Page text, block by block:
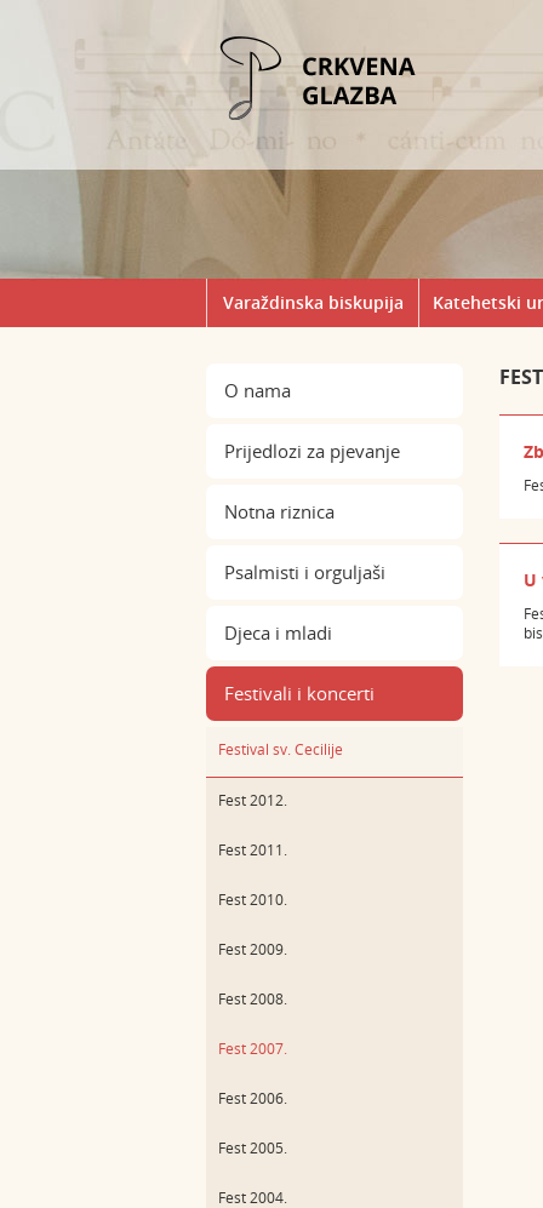
Varaždinska biskupija Katehetski
O nama
Prijedlozi za pjevanje
Notna riznica
Psalmisti i orguljaši
Djeca i mladi
Festivali i koncerti
Festival sv. Cecilije
Fest 2012.
Fest 2011.
Fest 2010.
Fest 2009.
Fest 2008.
Fest 2007.
Fest 2006.
Fest 2005.
Fest 2004.
U